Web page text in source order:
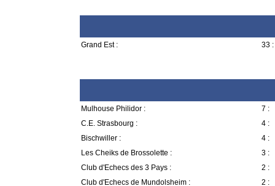
Grand Est : 33 :
Mulhouse Philidor :
7 :
C.E. Strasbourg :
4 :
Bischwiller :
4 :
Les Cheiks de Brossolette :
3 :
Club d'Echecs des 3 Pays :
2 :
Club d'Echecs de Mundolsheim :
2 :